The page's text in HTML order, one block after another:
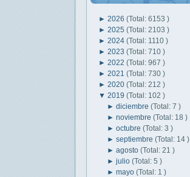
► 2026 (Total: 6153 )
► 2025 (Total: 2103 )
► 2024 (Total: 1110 )
► 2023 (Total: 710 )
► 2022 (Total: 967 )
► 2021 (Total: 730 )
► 2020 (Total: 212 )
▼ 2019 (Total: 102 )
►diciembre(Total: 7 )
►noviembre(Total: 18 )
►octubre(Total: 3 )
►septiembre(Total: 14 )
►agosto(Total: 21 )
►julio(Total: 5 )
►mayo(Total: 1 )